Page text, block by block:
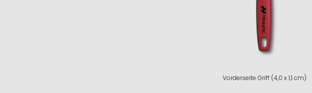
Vorderseite Griff (4,0 x 1,1 cm)